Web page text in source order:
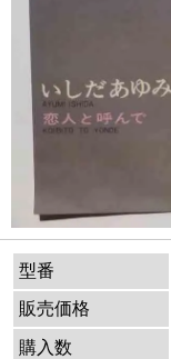
型番
販売価格
購入数